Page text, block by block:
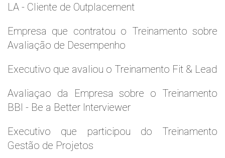
LA - Cliente de Outplacement
Empresa que contratou o Treinamento sobre
Avaliação de Desempenho
Executivo que avaliou o Treinamento Fit & Lead
Avaliaçao da Empresa sobre o Treinamento
BBI - Be a Better Interviewer
Executivo que participou do Treinamento
Gestão de Projetos